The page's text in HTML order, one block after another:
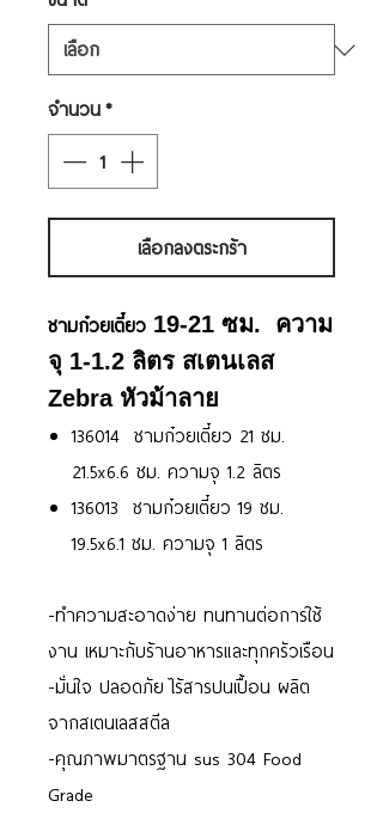
จำนวน*
เลือกลงตระกร้า
ชามก๋วยเตี๋ยว 19-21 ซม. ความ
จุ 1-1.2 ลิตร สเตนเลส
Zebra หัวม้าลาย
136014 ชามก๋วยเตี๋ยว 21 ซม.
21.5x6.6 ซม. ความจุ 1.2 ลิตร
136013 ชามก๋วยเตี๋ยว 19 ซม.
19.5x6.1 ซม. ความจุ 1 ลิตร
-ทำความสะอาดง่าย ทนทานต่อการใช้
งาน เหมาะกับร้านอาหารและทุกครัวเรือน
-มั่นใจ ปลอดภัย ไร้สารปนเปื้อน ผลิต
จากสเตนเลสสตีล
-คุณภาพมาตรฐาน sus 304 Food
Grade